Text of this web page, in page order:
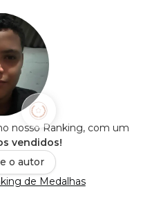
nosso Ranking, com um
vendidos!
o autor
de Medalhas